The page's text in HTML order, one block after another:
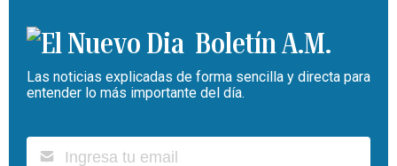
Boletín A.M.
Las noticias explicadas de forma sencilla y directa para
entender lo más importante del día.